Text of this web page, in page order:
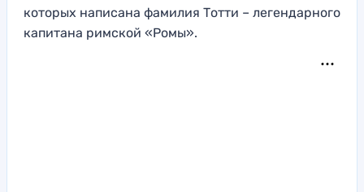
которых написана фамилия Тотти – легендарного
капитана римской «Ромы».